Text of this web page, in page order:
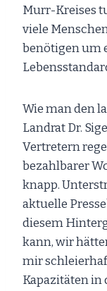
Murr-Kreises
viele
benötigen um
Wie man den
Landrat Dr.
Vertretern
bezahlbarer
knapp.
aktuelle
diesem
kann, wir
mir
Kapazitäten